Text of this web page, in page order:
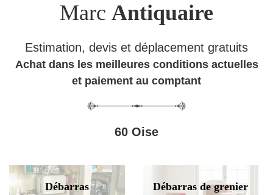
Marc Antiquaire
Estimation, devis et déplacement gratuits
Achat dans les meilleures conditions actuelles
et paiement au comptant
60 Oise
Débarras
Débarras de grenier